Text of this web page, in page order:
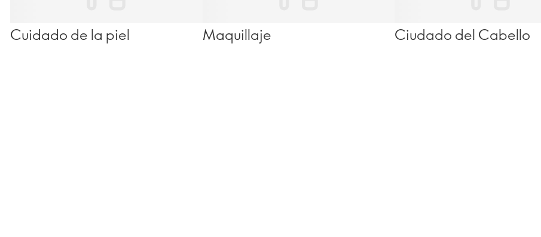
Cuidado de la piel Maquillaje Ciudado del Cabello